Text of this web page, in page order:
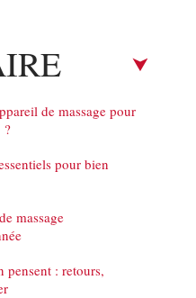
de massage pour
?
pour bien
massage
pensent : retours,